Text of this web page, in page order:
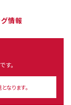
グ情報
す。
ります。